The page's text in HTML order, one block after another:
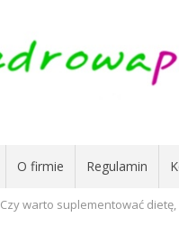
O firmie Regulamin
Czy warto suplementować dietę,